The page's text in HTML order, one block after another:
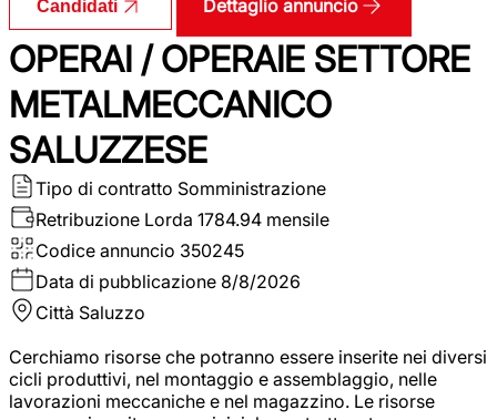
Candidati Dettaglio annuncio
OPERAI / OPERAIE SETTORE
METALMECCANICO
SALUZZESE
Tipo di contratto Somministrazione
Retribuzione Lorda 1784.94 mensile
Codice annuncio 350245
Data di pubblicazione 8/8/2026
Città Saluzzo
Cerchiamo risorse che potranno essere inserite nei diversi
cicli produttivi, nel montaggio e assemblaggio, nelle
lavorazioni meccaniche e nel magazzino. Le risorse